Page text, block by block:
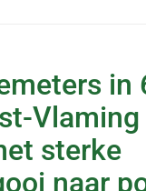
in
sterke
naar